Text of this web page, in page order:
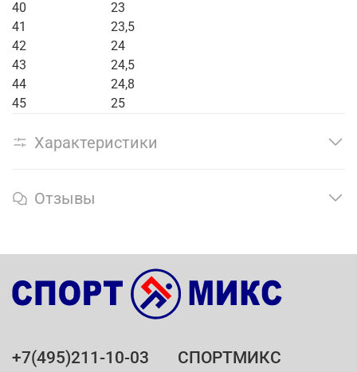
40
23
41
23,5
42
24
43
24,5
44
24,8
45
25
Характеристики
Отзывы
+7(495)211-10-03 СПОРТМИКС